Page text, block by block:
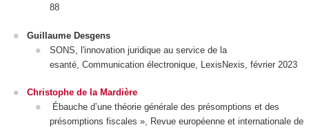
88
Guillaume Desgens
SONS, l'innovation juridique au service de la
esanté, Communication électronique, LexisNexis, février 2023
Christophe de la Mardière
Ébauche d’une théorie générale des présomptions et des
présomptions fiscales », Revue européenne et internationale de